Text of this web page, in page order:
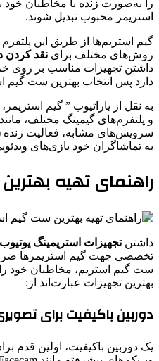
را به‌صورت زنده با مخاطبان خود
استریمر محبوب تبدیل شوند.
گیم استریم‌ها از طریق این
روش‌های مختلف برای نقد کردن
داشتن تجهیزات مناسب بر روی
دارد پس انتخاب بهترین ست گیم
به نقل از یاراتیوب ” گیم
سرویس‌های مشابه، فعالیت زنده
به تماشاگران خود بازی‌های
راهنمای تهیه
داشتنتجهیزات استریمینگ یوتیوب
تخصصی جهت گیم استریمرها
ست گیم استریم، مخاطبان خود
بهترین تجهیزات عبارت‌اند از:
دوربین باکیفیت برای
یک دوربین باکیفیت، اولین قدم